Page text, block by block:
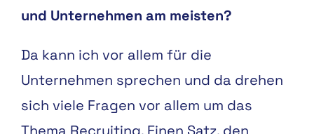
und Unternehmen am meisten?
Da kann ich vor allem für die
Unternehmen sprechen und da drehen
sich viele Fragen vor allem um das